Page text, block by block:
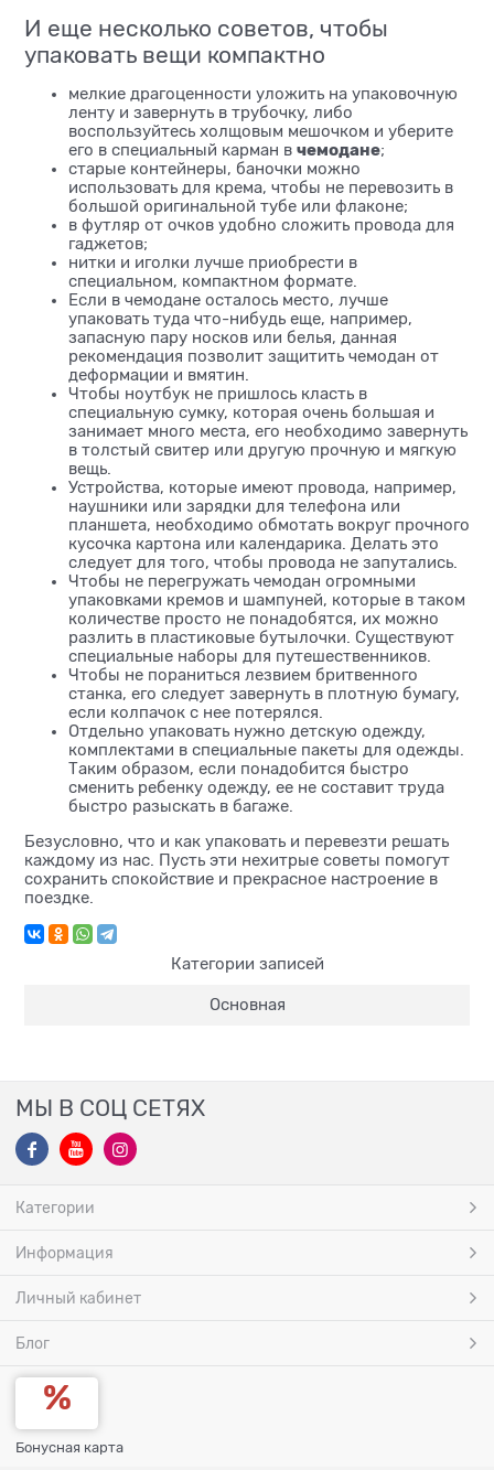
И еще несколько советов, чтобы
упаковать вещи компактно
мелкие драгоценности уложить на упаковочную
ленту и завернуть в трубочку, либо
воспользуйтесь холщовым мешочком и уберите
его в специальный карман в чемодане;
старые контейнеры, баночки можно
использовать для крема, чтобы не перевозить в
большой оригинальной тубе или флаконе;
в футляр от очков удобно сложить провода для
гаджетов;
нитки и иголки лучше приобрести в
специальном, компактном формате.
Если в чемодане осталось место, лучше
упаковать туда что-нибудь еще, например,
запасную пару носков или белья, данная
рекомендация позволит защитить чемодан от
деформации и вмятин.
Чтобы ноутбук не пришлось класть в
специальную сумку, которая очень большая и
занимает много места, его необходимо завернуть
в толстый свитер или другую прочную и мягкую
вещь.
Устройства, которые имеют провода, например,
наушники или зарядки для телефона или
планшета, необходимо обмотать вокруг прочного
кусочка картона или календарика. Делать это
следует для того, чтобы провода не запутались.
Чтобы не перегружать чемодан огромными
упаковками кремов и шампуней, которые в таком
количестве просто не понадобятся, их можно
разлить в пластиковые бутылочки. Существуют
специальные наборы для путешественников.
Чтобы не пораниться лезвием бритвенного
станка, его следует завернуть в плотную бумагу,
если колпачок с нее потерялся.
Отдельно упаковать нужно детскую одежду,
комплектами в специальные пакеты для одежды.
Таким образом, если понадобится быстро
сменить ребенку одежду, ее не составит труда
быстро разыскать в багаже.
Безусловно, что и как упаковать и перевезти решать
каждому из нас. Пусть эти нехитрые советы помогут
сохранить спокойствие и прекрасное настроение в
поездке.
Категории записей
Основная
МЫ В СОЦ СЕТЯХ
Категории
Информация
Личный кабинет
Блог
Бонусная карта